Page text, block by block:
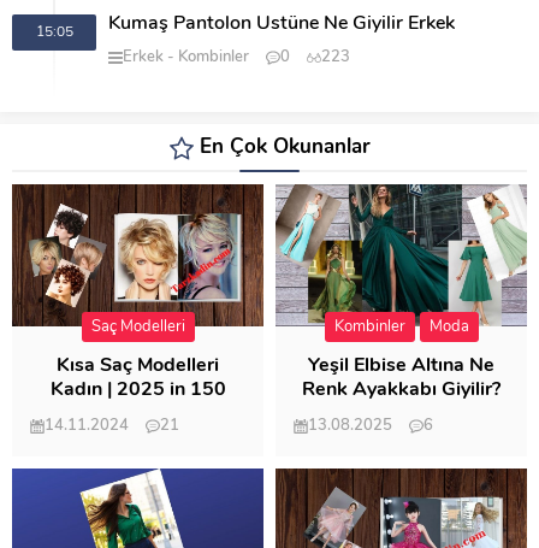
15:05 Kumaş Pantolon Üstüne Ne Giyilir Erkek
Erkek Kombinler 0 223
En Çok Okunanlar
Saç Modelleri
Kısa Saç Modelleri
Kadın | 2025 in 150
Modeli
14.11.2024
21
Kombinler Moda
Yeşil Elbise Altına Ne
Renk Ayakkabı Giyilir?
13.08.2025
6